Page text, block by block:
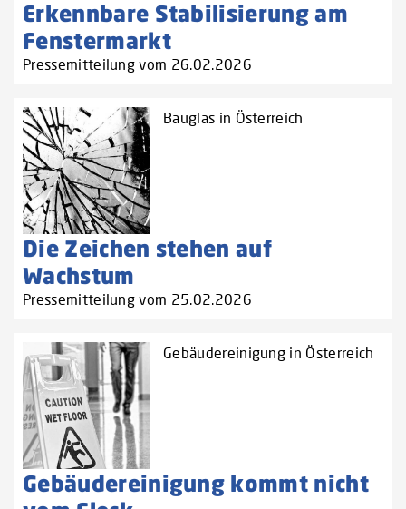
Erkennbare Stabilisierung am
Fenstermarkt
Pressemitteilung vom 26.02.2026
Bauglas in Österreich
Die Zeichen stehen auf
Wachstum
Pressemitteilung vom 25.02.2026
Gebäudereinigung in Österreich
Gebäudereinigung kommt nicht